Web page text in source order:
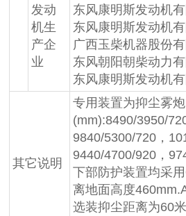
发动
机生
产企
业
东风康明斯发动机
东风康明斯发动机
广西玉柴机器股份
东风朝阳朝柴动力
东风康明斯发动机
其它说明
专用装置为抑尘雾
(mm):8490/3950/
9840/5300/720，
9440/4700/920，
下部防护装置均采
离地面高度
选装抑尘距离为60